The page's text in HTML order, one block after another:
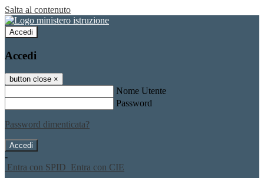
Salta al contenuto
Accedi
Accedi
button close ×
Nome Utente
Password
Password dimenticata?
-
Entra con SPID Entra con CIE